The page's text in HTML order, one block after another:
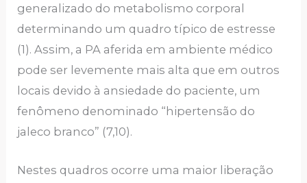
generalizado do metabolismo corporal
determinando um quadro típico de estresse
(1). Assim, a PA aferida em ambiente médico
pode ser levemente mais alta que em outros
locais devido à ansiedade do paciente, um
fenômeno denominado “hipertensão do
jaleco branco” (7,10).
Nestes quadros ocorre uma maior liberação